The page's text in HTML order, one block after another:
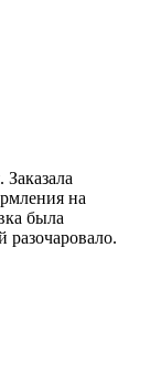
на
была
разочаровало.